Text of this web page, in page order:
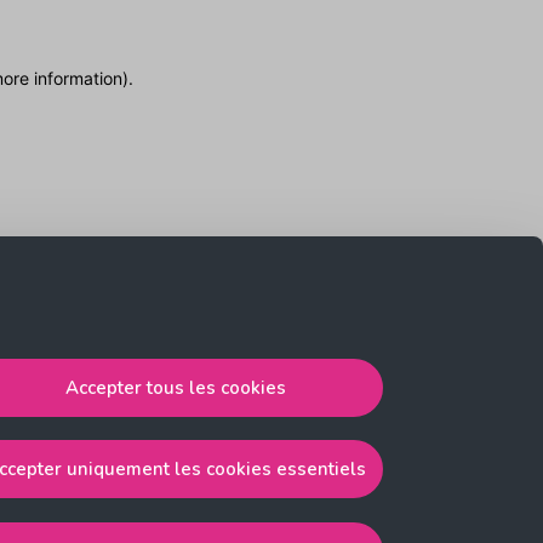
Accepter tous les cookies
uniquement les cookies essentiels
information).